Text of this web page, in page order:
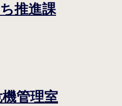
推進課
管理室